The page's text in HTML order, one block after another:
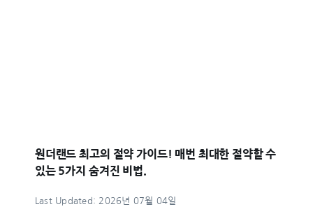
원더랜드 최고의 절약 가이드! 매번 최대한 절약할 수
있는 5가지 숨겨진 비법.
Last Updated: 2026년 07월 04일